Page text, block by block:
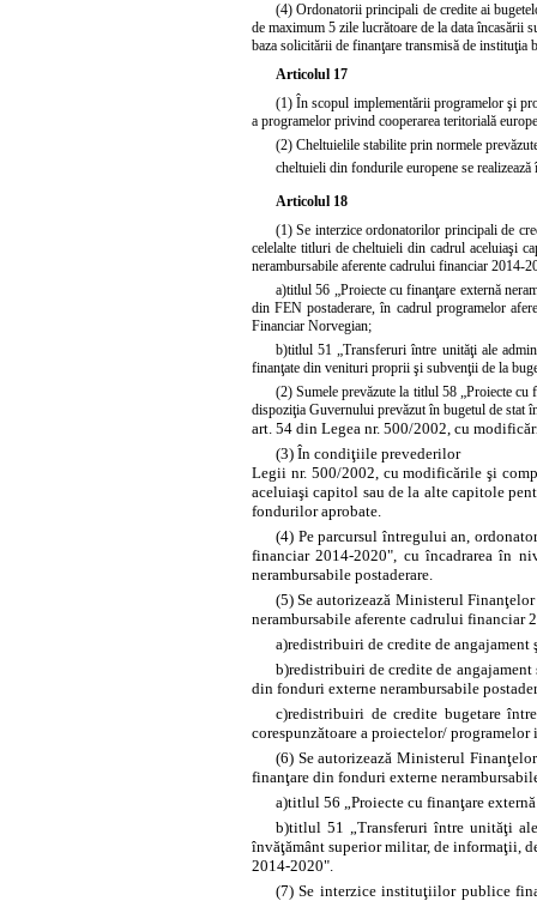
(4) Ordonatorii principali de credite ai
de maximum 5 zile lucrătoare de la data încasării
baza solicitării de finanţare transmisă de instituţia
Articolul 17
(1) În scopul implementării programelor şi
a programelor privind cooperarea teritorială
(2) Cheltuielile stabilite prin normele
cheltuieli din fondurile europene se
Articolul 18
(1) Se interzice ordonatorilor principali de
celelalte titluri de cheltuieli din cadrul aceluiaşi
nerambursabile aferente cadrului financiar 2014-
a)titlul 56 „Proiecte cu finanţare externă
din FEN postaderare, în cadrul programelor
Financiar Norvegian;
b)titlul 51 „Transferuri între unităţi ale
finanţate din venituri proprii şi subvenţii de la
(2) Sumele prevăzute la titlul 58 „Proiecte
dispoziţia Guvernului prevăzut în bugetul de stat
art. 54 din Legea nr. 500/2002, cu
(3) În condiţiile prevederilor
Legii nr. 500/2002, cu modificările şi
aceluiaşi capitol sau de la alte capitole
fondurilor aprobate.
(4) Pe parcursul întregului an,
financiar 2014-2020", cu încadrarea în
nerambursabile postaderare.
(5) Se autorizează Ministerul
nerambursabile aferente cadrului financiar
a)redistribuiri de credite de
b)redistribuiri de credite de
din fonduri externe nerambursabile
c)redistribuiri de credite bugetare
corespunzătoare a proiectelor/
(6) Se autorizează Ministerul
finanţare din fonduri externe
a)titlul 56 „Proiecte cu finanţare
b)titlul 51 „Transferuri între unităţi
învăţământ superior militar, de informaţii,
2014-2020".
(7) Se interzice instituţiilor publice